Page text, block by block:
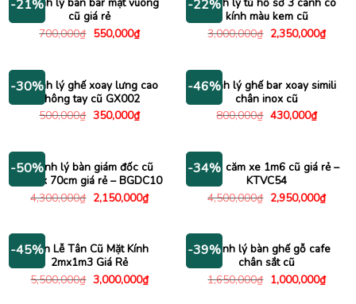
-21%
Thanh lý bàn bar mặt vuông
cũ giá rẻ
700,000₫ Giá
550,000₫Giá
hiện
550,000₫.
-22%
Thanh lý tủ hồ sơ 3 cánh có
kính màu kem cũ
3,000,000₫ Giá
gốc
2,350,000₫Giá
hiện
-30%
Thanh lý ghế xoay lưng cao
không tay cũ GX002
500,000₫ Giá
350,000₫Giá
hiện
350,000₫.
-46%
Thanh lý ghế bar xoay simili
chân inox cũ
800,000₫ Giá
430,000₫Giá
hiện
-50%
Thanh lý bàn giám đốc cũ
1m4 x 70cm giá rẻ – BGDC10
4,300,000₫ Giá
gốc
2,150,000₫Giá
hiện
2,150,000₫.
-34%
Kệ tivi căm xe 1m6 cũ giá rẻ –
KTVC54
4,500,000₫ Giá
gốc
2,950,000₫Giá
hiện
-45%Bàn Lễ Tân Cũ Mặt Kính
2mx1m3 Giá Rẻ
5,500,000₫ Giá
gốc
3,000,000₫Giá
hiện
-39%Thanh lý bàn ghế gỗ cafe
chân sắt cũ
1,650,000₫ Giá
gốc
1,000,000₫Giá
hiện